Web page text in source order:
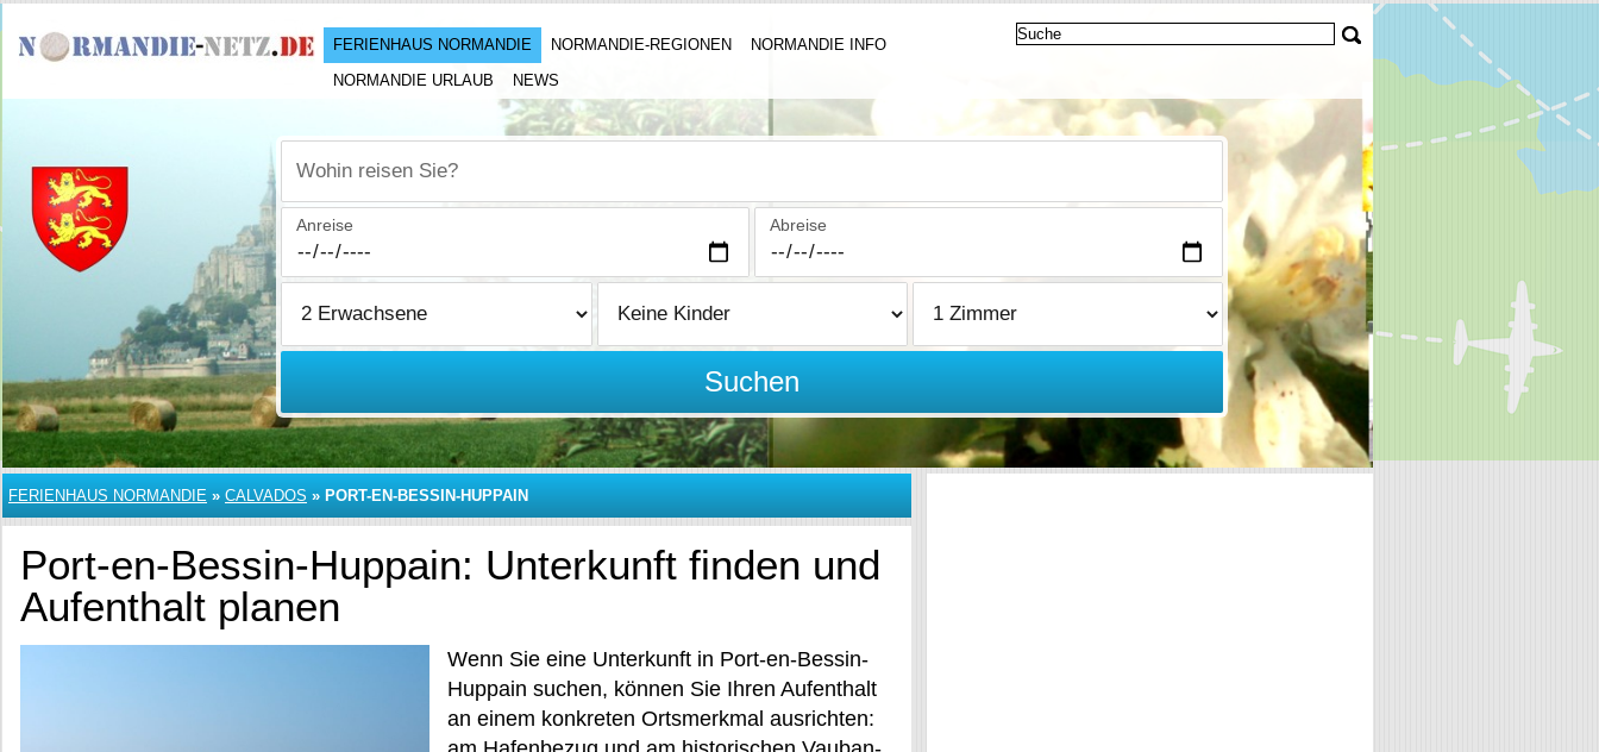
FERIENHAUS NORMANDIE NORMANDIE-REGIONEN
NORMANDIE INFO
NORMANDIE URLAUB
NEWS
Wohin reisen Sie?
Anreise Abreise
Suchen
FERIENHAUS NORMANDIE » CALVADOS » PORT-EN-BESSIN-HUPPAIN
Port-en-Bessin-Huppain: Unterkunft finden und
Aufenthalt planen
Wenn Sie eine Unterkunft in Port-en-Bessin-
Huppain suchen, können Sie Ihren Aufenthalt
an einem konkreten Ortsmerkmal ausrichten: